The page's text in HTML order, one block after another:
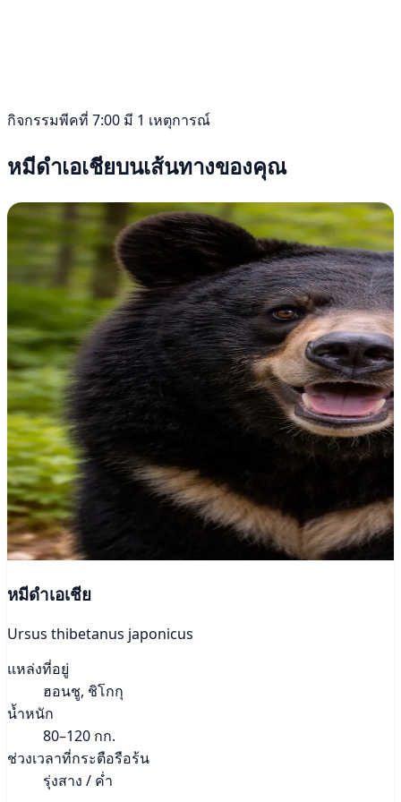
กิจกรรมพีคที่ 7:00 มี 1 เหตุการณ์
หมีดำเอเชียบนเส้นทางของคุณ
หมีดำเอเชีย
Ursus thibetanus japonicus
แหล่งที่อยู่
ฮอนชู, ชิโกกุ
น้ำหนัก
80–120 กก.
ช่วงเวลาที่กระตือรือร้น
รุ่งสาง / ค่ำ